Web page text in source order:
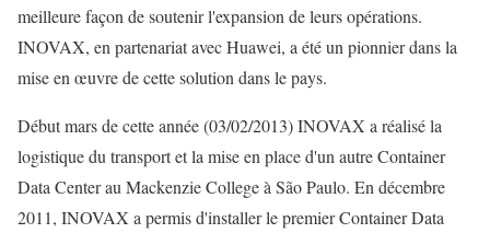
meilleure façon de soutenir l'expansion de leurs opérations.
INOVAX, en partenariat avec Huawei, a été un pionnier dans la
mise en œuvre de cette solution dans le pays.
Début mars de cette année (03/02/2013) INOVAX a réalisé la
logistique du transport et la mise en place d'un autre Container
Data Center au Mackenzie College à São Paulo. En décembre
2011, INOVAX a permis d'installer le premier Container Data